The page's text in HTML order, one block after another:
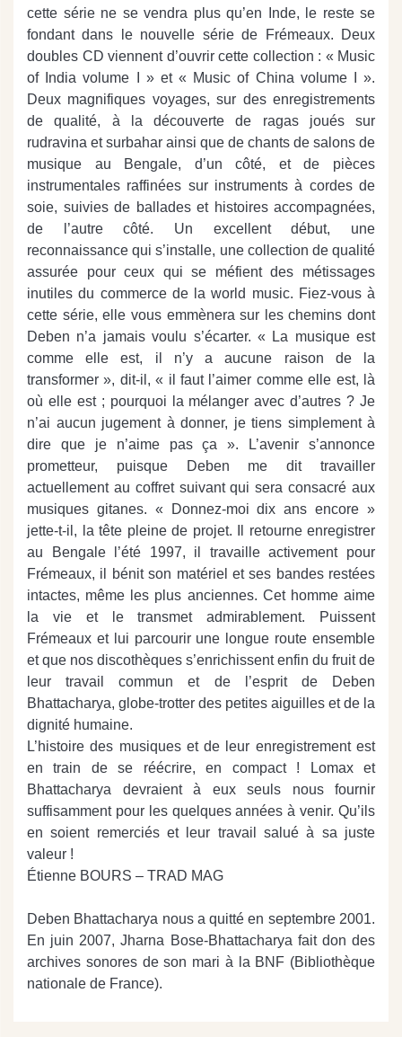
cette série ne se vendra plus qu’en Inde, le reste se
fondant dans le nouvelle série de Frémeaux. Deux
doubles CD viennent d’ouvrir cette collection : « Music
of India volume I » et « Music of China volume I ».
Deux magnifiques voyages, sur des enregistrements
de qualité, à la découverte de ragas joués sur
rudravina et surbahar ainsi que de chants de salons de
musique au Bengale, d’un côté, et de pièces
instrumentales raffinées sur instruments à cordes de
soie, suivies de ballades et histoires accompagnées,
de l’autre côté. Un excellent début, une
reconnaissance qui s’installe, une collection de qualité
assurée pour ceux qui se méfient des métissages
inutiles du commerce de la world music. Fiez-vous à
cette série, elle vous emmènera sur les chemins dont
Deben n’a jamais voulu s’écarter. « La musique est
comme elle est, il n’y a aucune raison de la
transformer », dit-il, « il faut l’aimer comme elle est, là
où elle est ; pourquoi la mélanger avec d’autres ? Je
n’ai aucun jugement à donner, je tiens simplement à
dire que je n’aime pas ça ». L’avenir s’annonce
prometteur, puisque Deben me dit travailler
actuellement au coffret suivant qui sera consacré aux
musiques gitanes. « Donnez-moi dix ans encore »
jette-t-il, la tête pleine de projet. Il retourne enregistrer
au Bengale l’été 1997, il travaille activement pour
Frémeaux, il bénit son matériel et ses bandes restées
intactes, même les plus anciennes. Cet homme aime
la vie et le transmet admirablement. Puissent
Frémeaux et lui parcourir une longue route ensemble
et que nos discothèques s’enrichissent enfin du fruit de
leur travail commun et de l’esprit de Deben
Bhattacharya, globe-trotter des petites aiguilles et de la
dignité humaine.
L’histoire des musiques et de leur enregistrement est
en train de se réécrire, en compact ! Lomax et
Bhattacharya devraient à eux seuls nous fournir
suffisamment pour les quelques années à venir. Qu’ils
en soient remerciés et leur travail salué à sa juste
valeur !
Étienne BOURS – TRAD MAG
Deben Bhattacharya nous a quitté en septembre 2001.
En juin 2007, Jharna Bose-Bhattacharya fait don des
archives sonores de son mari à la BNF (Bibliothèque
nationale de France).